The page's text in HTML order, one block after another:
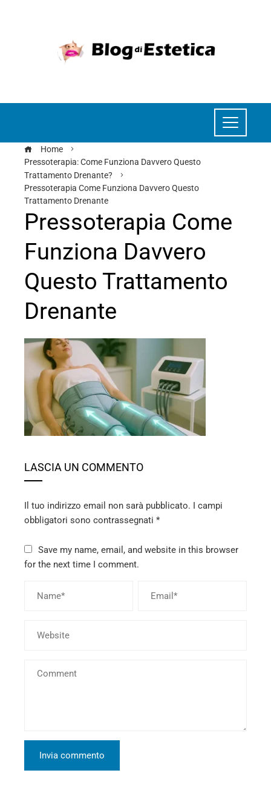
Home
Pressoterapia: Come Funziona Davvero Questo
Trattamento Drenante?
Pressoterapia Come Funziona Davvero Questo
Trattamento Drenante
Pressoterapia Come
Funziona Davvero
Questo Trattamento
Drenante
LASCIA UN COMMENTO
Il tuo indirizzo email non sarà pubblicato. I campi
obbligatori sono contrassegnati *
Save my name, email, and website in this browser
for the next time I comment.